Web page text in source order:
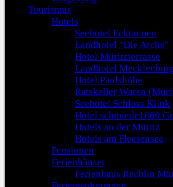
Tourismus
Hotels
Seehotel Ecktannen
Landhotel "Die Arche"
Hotel Müritzterrasse
Landhotel
Hotel Paulshöhe
Ratskeller Waren
Seehotel Schloss Klink
Hotel schmiede1860
Hotels an der Müritz
Hotels am Fleesensee
Pensionen
Ferienhäuser
Ferienhaus Rechlin